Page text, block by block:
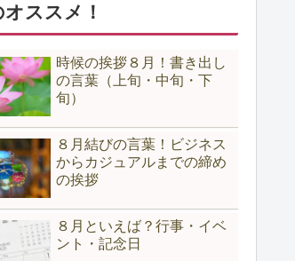
ススメ！
時候の挨拶８月！書き出し
の言葉（上旬・中旬・下
旬）
８月結びの言葉！ビジネス
からカジュアルまでの締め
の挨拶
８月といえば？行事・イベ
ント・記念日